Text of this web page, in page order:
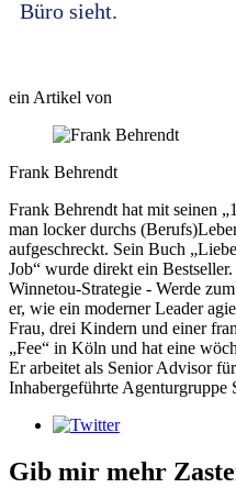
Büro sieht.
ein Artikel von
Frank Behrendt
Frank Behrendt hat mit seinen
man locker durchs
aufgeschreckt. Sein Buch
Job“ wurde direkt ein
Winnetou-Strategie - Werde
er, wie ein moderner Leader
Frau, drei Kindern und einer
„Fee“ in Köln und hat eine
Er arbeitet als Senior Advisor
Inhabergeführte Agenturgruppe
Gib mir mehr